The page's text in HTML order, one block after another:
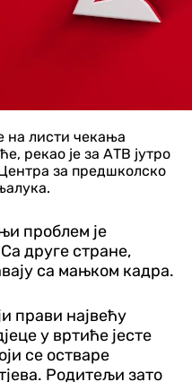
на листи чекања
рекао је за АТВ јутро
за предшколско
проблем је
друге стране,
са мањком кадра.
прави највећу
у вртиће јесте
се остваре
Родитељи зато